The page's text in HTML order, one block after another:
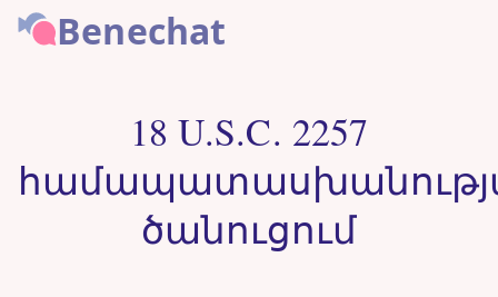
Benechat
18 U.S.C. 2257
ծանուցում